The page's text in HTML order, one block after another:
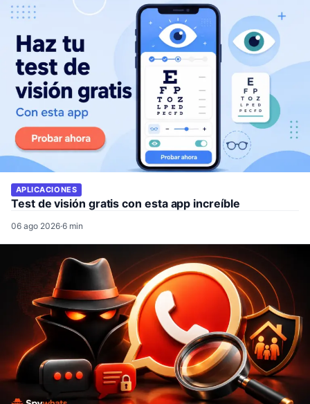
APLICACIONES
Test de visión gratis con esta app increíble
06 ago 2026·6 min